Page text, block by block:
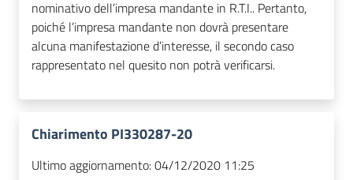
nominativo dell’impresa mandante in R.T.I.. Pertanto,
poiché l’impresa mandante non dovrà presentare
alcuna manifestazione d’interesse, il secondo caso
rappresentato nel quesito non potrà verificarsi.
Chiarimento PI330287-20
Ultimo aggiornamento:04/12/2020 11:25